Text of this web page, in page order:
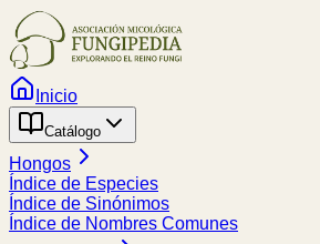
Inicio
Catálogo
Hongos
Índice de Especies
Índice de Sinónimos
Índice de Nombres Comunes